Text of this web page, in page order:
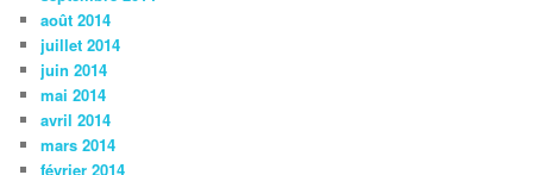
août 2014
juillet 2014
juin 2014
mai 2014
avril 2014
mars 2014
février 2014